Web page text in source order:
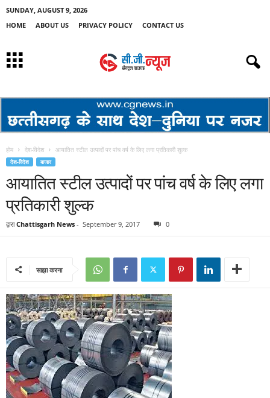
SUNDAY, AUGUST 9, 2026
HOME
ABOUT US PRIVACY POLICY CONTACT US
होम देश-विदेश आयातित स्टील उत्पादों पर पांच वर्ष के लिए लगा प्रतिकारी शुल्क
देश-विदेश बाजार
आयातित स्टील उत्पादों पर पांच वर्ष के लिए लगा
प्रतिकारी शुल्क
द्वारा Chattisgarh News - September 9, 2017 0
साझा करना